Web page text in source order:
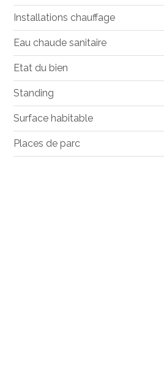
Installations chauffage
Eau chaude sanitaire
Etat du bien
Standing
Surface habitable
Places de parc